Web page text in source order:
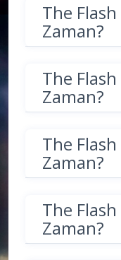
The Flash
Zaman?
The Flash
Zaman?
The Flash
Zaman?
The Flash
Zaman?